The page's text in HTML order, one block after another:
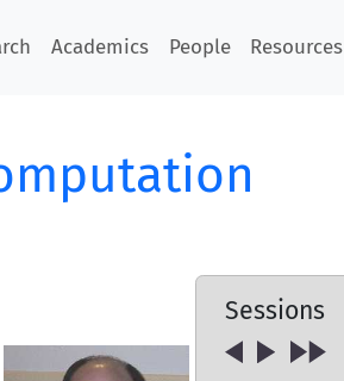
Academics People Resources
Sessions